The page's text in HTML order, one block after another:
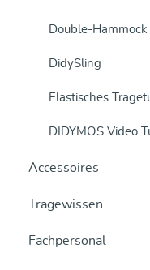
Double-Hammock
DidySling
Elastisches
DIDYMOS Video
Accessoires
Tragewissen
Fachpersonal